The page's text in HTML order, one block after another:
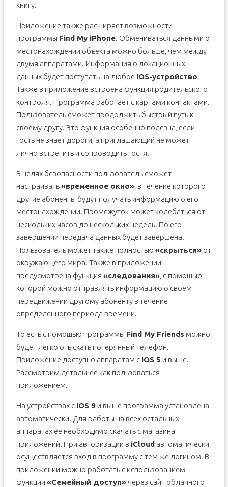
книгу.
Приложение также расширяет возможности
программы Find My iPhone. Обмениваться данными о
местонахождении объекта можно больше, чем между
двумя аппаратами. Информация о локационных
данных будет поступать на любое iOS-устройство.
Также в приложение встроена функция родительского
контроля. Программа работает с картами контактами.
Пользователь сможет продолжить быстрый путь к
своему другу. Это функция особенно полезна, если
гость не знает дороги, а приглашающий не может
лично встретить и сопроводить гостя.
В целях безопасности пользователь сможет
настраивать«временное окно», в течение которого
другие абоненты будут получать информацию о его
местонахождении. Промежуток может колебаться от
нескольких часов до нескольких недель. По его
завершении передача данных будет завершена.
Пользователь может также полностью «скрыться»от
окружающего мира. Также в приложении
предусмотрена функция «следования», с помощью
которой можно отправлять информацию о своем
передвижении другому абоненту в течение
определенного периода времени.
То есть с помощью программы Find My Friends можно
будет легко отыскать потерянный телефон.
Приложение доступно аппаратам с iOS 5 и выше.
Рассмотрим детальнее как пользоваться
приложением.
На устройствах с iOS 9и выше программа установлена
автоматически. Для работы на всех остальных
аппаратах ее необходимо скачать с магазина
приложений. При авторизации в iCloudавтоматически
осуществляется вход в программу с тем же логином. В
приложении можно работать с использованием
функции «Семейный доступ»через сайт облачного